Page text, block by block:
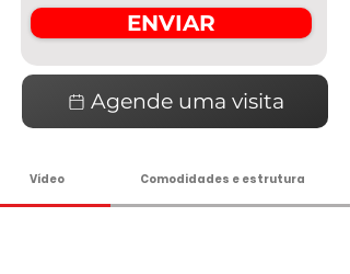
ENVIAR
Agende uma visita
Vídeo Comodidades e estrutura